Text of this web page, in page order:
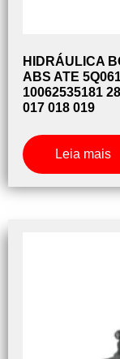
HIDRÁULICA
ABS ATE
10062535181
017 018 019
Leia mais